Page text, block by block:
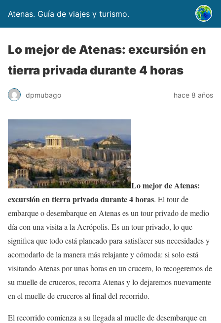
Atenas. Guía de viajes y turismo.
Lo mejor de Atenas: excursión en
tierra privada durante 4 horas
dpmubago hace 8 años
Lo mejor de Atenas:
excursión en tierra privada durante 4 horas. El tour de
embarque o desembarque en Atenas es un tour privado de medio
día con una visita a la Acrópolis. Es un tour privado, lo que
significa que todo está planeado para satisfacer sus necesidades y
acomodarlo de la manera más relajante y cómoda: si solo está
visitando Atenas por unas horas en un crucero, lo recogeremos de
su muelle de cruceros, recorra Atenas y lo dejaremos nuevamente
en el muelle de cruceros al final del recorrido.
El recorrido comienza a su llegada al muelle de desembarque en